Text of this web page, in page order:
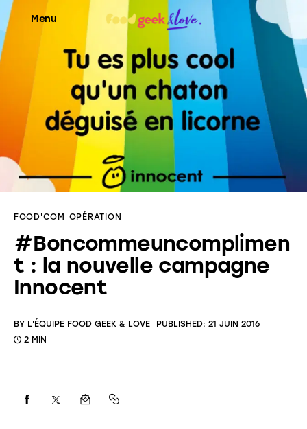
Menu
Food’News
Food’Com
Food’Art
Food’Life
FOOD'COM OPÉRATION
#Boncommeuncomplimen
t : la nouvelle campagne
Innocent
BY L'ÉQUIPE FOOD GEEK & LOVE PUBLISHED: 21 JUIN 2016
2 MIN